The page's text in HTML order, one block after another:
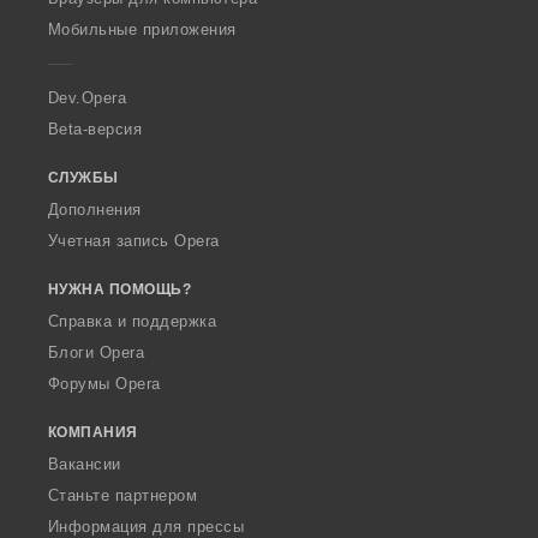
p
a
Мобильные приложения
Dev.Opera
Beta-версия
СЛУЖБЫ
Дополнения
Учетная запись Opera
НУЖНА ПОМОЩЬ?
Справка и поддержка
Блоги Opera
Форумы Opera
КОМПАНИЯ
Вакансии
Станьте партнером
Информация для прессы